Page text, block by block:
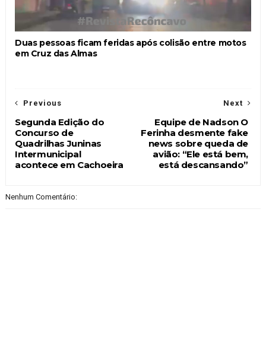
Duas pessoas ficam feridas após colisão entre motos
em Cruz das Almas
Next
Equipe de Nadson O
Ferinha desmente fake
news sobre queda de
avião: “Ele está bem,
está descansando”
Previous
Segunda Edição do
Concurso de
Quadrilhas Juninas
Intermunicipal
acontece em Cachoeira
Nenhum Comentário: